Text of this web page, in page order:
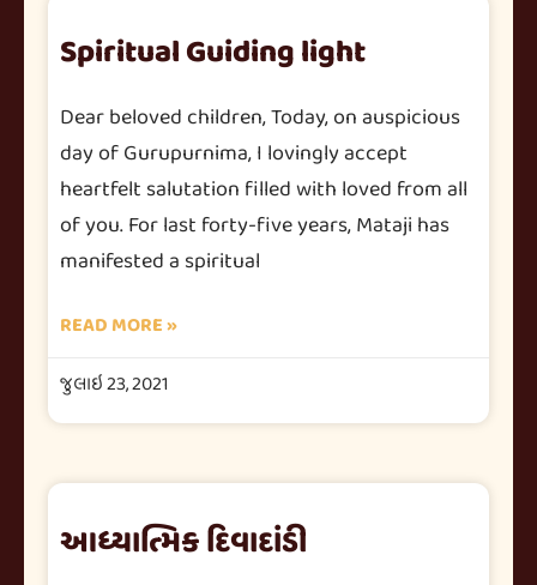
Spiritual Guiding light
Dear beloved children, Today, on auspicious
day of Gurupurnima, I lovingly accept
heartfelt salutation filled with loved from all
of you. For last forty-five years, Mataji has
manifested a spiritual
READ MORE »
જુલાઇ 23, 2021
આધ્યાત્મિક દિવાદાંડી